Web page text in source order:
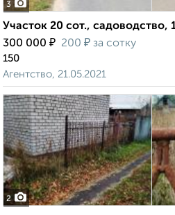
3
Участок 20 сот., садоводство,
300 000 ₽ 200 ₽ за сотку
150
Агентство, 21.05.2021
2